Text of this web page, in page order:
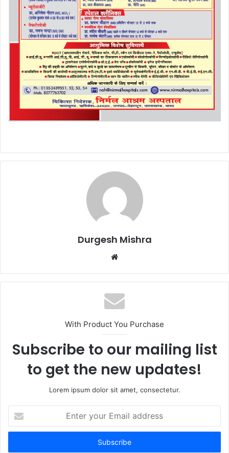
Durgesh Mishra
Website
With Product You Purchase
Subscribe to our mailing list
to get the new updates!
Lorem ipsum dolor sit amet, consectetur.
your
Email